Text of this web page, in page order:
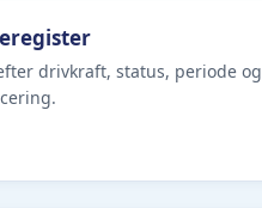
drivkraft, status, periode og